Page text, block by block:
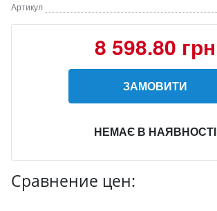
Артикул
8 598.80 грн
ЗАМОВИТИ
НЕМАЄ В НАЯВНОСТІ
Сравнение цен: